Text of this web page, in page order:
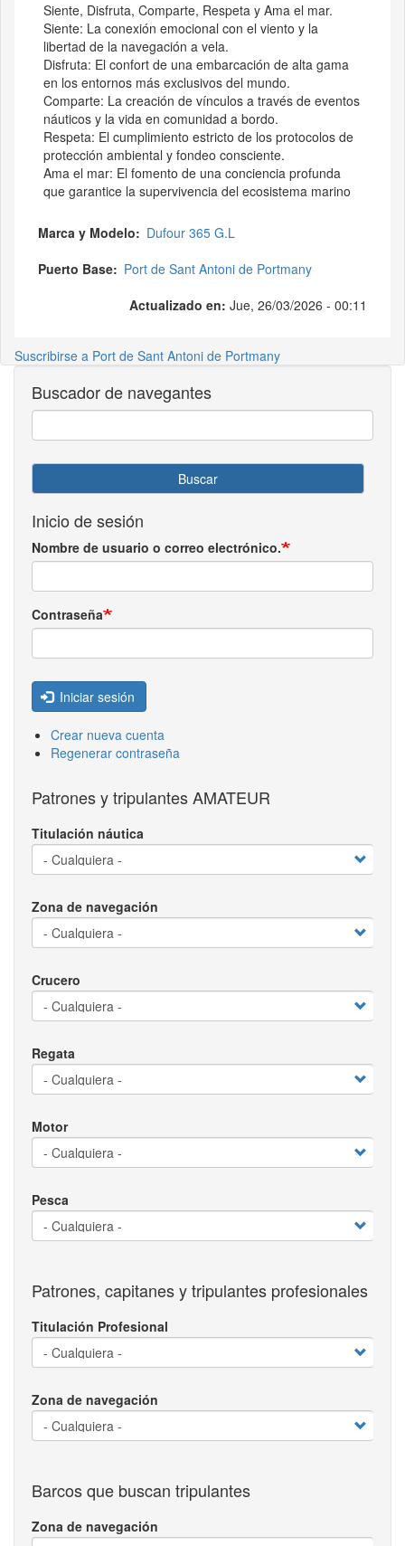
Siente, Disfruta, Comparte, Respeta y Ama el mar.
Siente: La conexión emocional con el viento y la
libertad de la navegación a vela.
Disfruta: El confort de una embarcación de alta gama
en los entornos más exclusivos del mundo.
Comparte: La creación de vínculos a través de eventos
náuticos y la vida en comunidad a bordo.
Respeta: El cumplimiento estricto de los protocolos de
protección ambiental y fondeo consciente.
Ama el mar: El fomento de una conciencia profunda
que garantice la supervivencia del ecosistema marino
Marca y Modelo
Dufour 365 G.L
Puerto Base
Port de Sant Antoni de Portmany
Actualizado en: Jue, 26/03/2026 - 00:11
Suscribirse a Port de Sant Antoni de Portmany
Buscador de navegantes
Buscar
Inicio de sesión
Nombre de usuario o correo electrónico.
Contraseña
Iniciar sesión
Crear nueva cuenta
Regenerar contraseña
Patrones y tripulantes AMATEUR
Titulación náutica
Zona de navegación
Crucero
Regata
Motor
Pesca
Patrones, capitanes y tripulantes profesionales
Titulación Profesional
Zona de navegación
Barcos que buscan tripulantes
Zona de navegación